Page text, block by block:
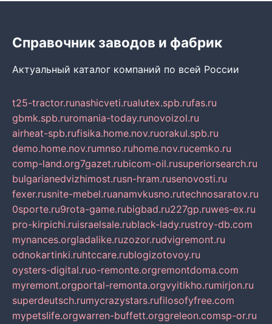
Справочник заводов и фабрик
Актуальный каталог компаний по всей России
t25-tractor.runashicveti.rualutex.spb.rufas.ru
gbmk.spb.ruromania-today.runovoizol.ru
airheat-spb.rufisika.home.nov.ruorakul.spb.ru
demo.home.nov.rumnso.ruhome.nov.rucemko.ru
comp-land.org7gazet.rubicom-oil.rusuperiorsearch.ru
bulgarianedvizhimost.rusn-hram.rusenovosti.ru
fexer.rusnite-mebel.ruanamvkusno.rutechnosaratov.ru
0sporte.ru9rota-game.rubigbad.ru227gp.ruwes-ex.ru
pro-kirpichi.ruisraelsale.rublack-lady.rustroy-db.com
mynances.orgladalike.ruzozor.rudvigremont.ru
odnokartinki.ruhtccare.rublogizotovoy.ru
oysters-digital.ruo-remonte.orgremontdoma.com
myremont.orgportal-remonta.orgvyitikho.rumirjon.ru
superdeutsch.rumycrazystars.rufilosofyfree.com
mypetslife.orgwarren-buffett.orggreleon.comsp-or.ru